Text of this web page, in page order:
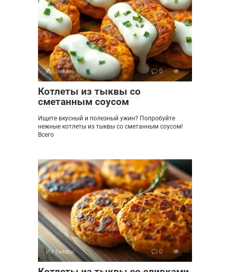
Из тыквы 0
Котлеты из тыквы со
сметанным соусом
Ищете вкусный и полезный ужин? Попробуйте
нежные котлеты из тыквы со сметанным соусом!
Всего
Из тыквы 0